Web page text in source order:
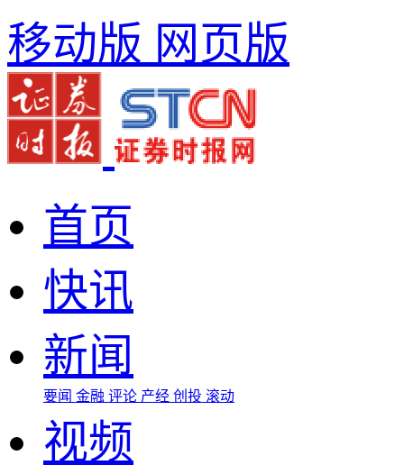
移动版 网页版
首页
快讯
新闻
要闻 金融 评论 产经 创投 滚动
视频